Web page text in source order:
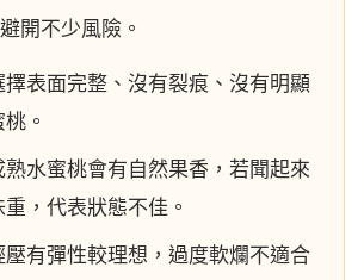
開不少風險。
擇表面完整、沒有裂痕、沒有明顯
。
熟水蜜桃會有自然果香，若聞起來
，代表狀態不佳。
壓有彈性較理想，過度軟爛不適合